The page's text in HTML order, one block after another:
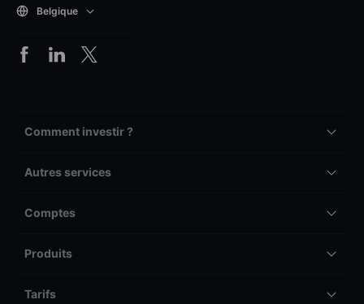
Belgique
Comment investir ?
Autres services
Comptes
Produits
Tarifs